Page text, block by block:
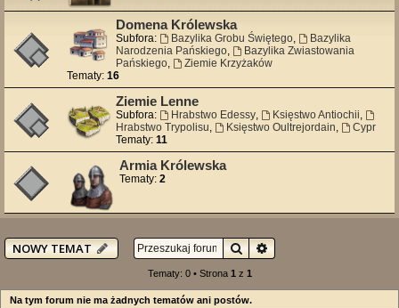
Domena Królewska
Subfora: Bazylika Grobu Świętego,
Bazylika
Narodzenia Pańskiego
Bazylika Zwiastowania
Pańskiego
Ziemie Krzyżaków
Tematy: 16
Ziemie Lenne
Subfora: Hrabstwo Edessy, Księstwo Antiochii
Hrabstwo Trypolisu
Księstwo Oultrejordain
Cypr
Tematy: 11
Armia Królewska
Tematy: 2
NOWY TEMAT SzukajWyszukiwanie
Tematy: 0 • Strona 1 z 1
Na tym forum nie ma żadnych tematów ani postów.